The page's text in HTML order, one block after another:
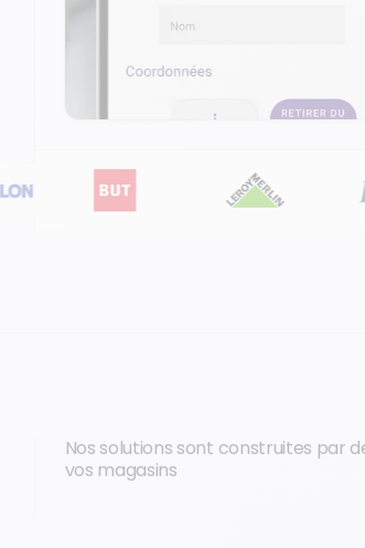
Nos solutions sont construites par
vos magasins